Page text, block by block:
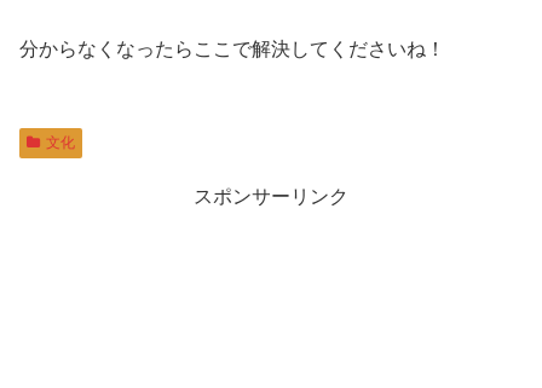
分からなくなったらここで解決してくださいね！
文化
スポンサーリンク